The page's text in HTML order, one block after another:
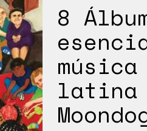
8
música
latina